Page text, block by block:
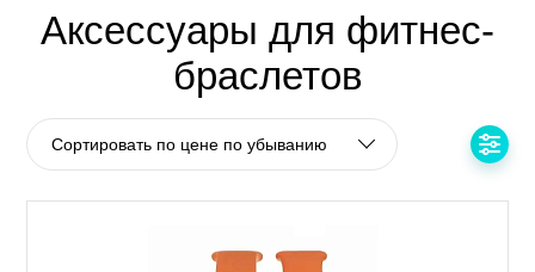
Аксессуары для фитнес-
браслетов
Сортировать по цене по убыванию